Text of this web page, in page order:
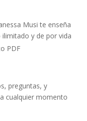
Musi te enseña
y de por vida
PDF
preguntas, y
cualquier momento